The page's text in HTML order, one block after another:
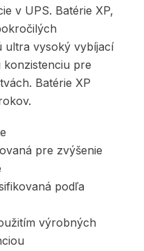
v UPS. Batérie XP,
ultra vysoký vybíjací
pre
Batérie XP
pre zvýšenie
podľa
výrobných